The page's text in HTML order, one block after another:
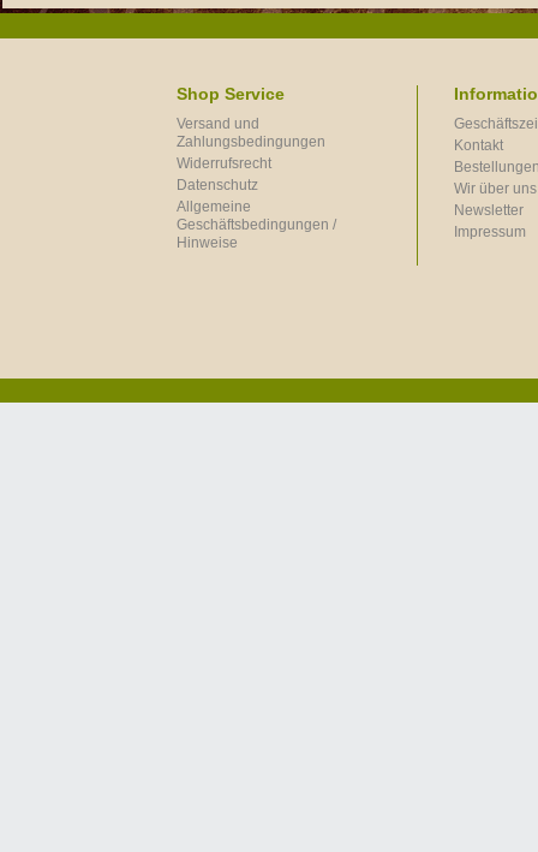
Shop Service
Versand und
Zahlungsbedingungen
Widerrufsrecht
Datenschutz
Allgemeine
Geschäftsbedingungen /
Hinweise
Kontakt
Wir über uns
Newsletter
Impressum